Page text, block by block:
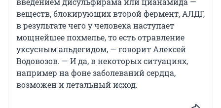
веществ, блокирующих второй фермент, АЛДГ,
в результате чего у человека наступает
мощнейшее похмелье, то есть отравление
уксусным альдегидом, — говорит Алексей
Водовозов. — И да, в некоторых ситуациях,
например на фоне заболеваний сердца,
возможен и летальный исход.